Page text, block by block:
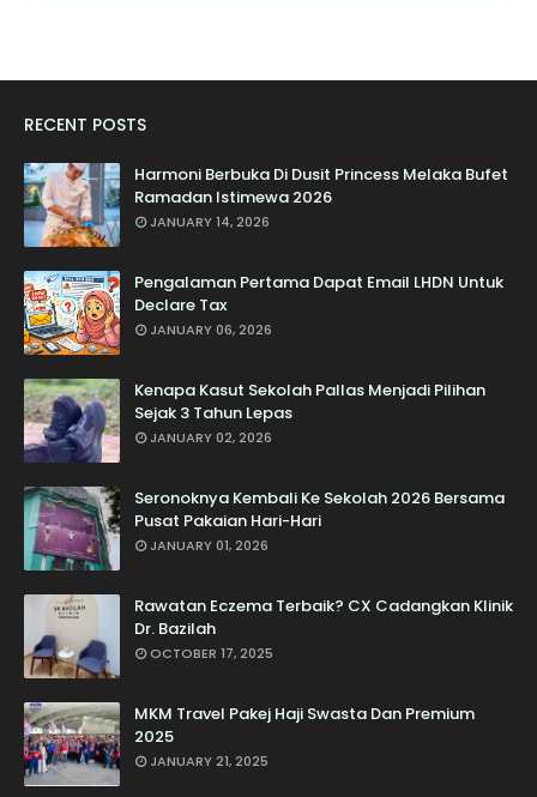
RECENT POSTS
Harmoni Berbuka Di Dusit Princess Melaka Bufet
Ramadan Istimewa 2026
JANUARY 14, 2026
Pengalaman Pertama Dapat Email LHDN Untuk
Declare Tax
JANUARY 06, 2026
Kenapa Kasut Sekolah Pallas Menjadi Pilihan
Sejak 3 Tahun Lepas
JANUARY 02, 2026
Seronoknya Kembali Ke Sekolah 2026 Bersama
Pusat Pakaian Hari-Hari
JANUARY 01, 2026
Rawatan Eczema Terbaik? CX Cadangkan Klinik
Dr. Bazilah
OCTOBER 17, 2025
MKM Travel Pakej Haji Swasta Dan Premium
2025
JANUARY 21, 2025